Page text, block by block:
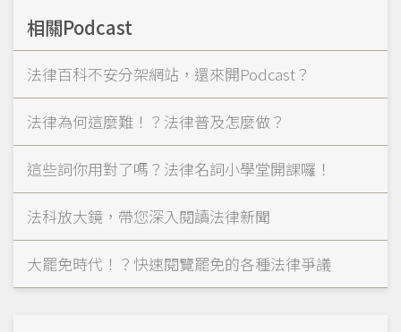
相關Podcast
法律百科不安分架網站，還來開Podcast？
法律為何這麼難！？法律普及怎麼做？
這些詞你用對了嗎？法律名詞小學堂開課囉！
法科放大鏡，帶您深入閱讀法律新聞
大罷免時代！？快速閱覽罷免的各種法律爭議